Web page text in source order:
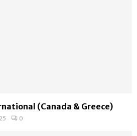
(Canada & Greece)
0